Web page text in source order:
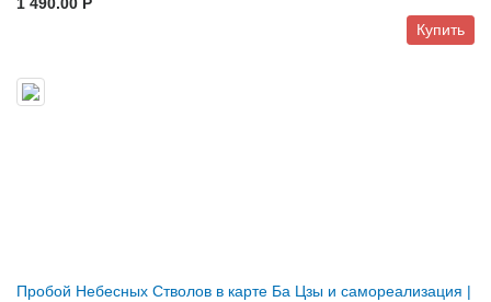
Купить
Пробой Небесных Стволов в карте Ба Цзы и самореализация |